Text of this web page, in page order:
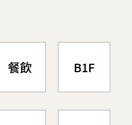
餐飲 B1F